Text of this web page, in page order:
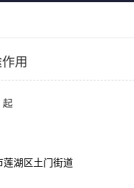
用
起
莲湖区土门街道